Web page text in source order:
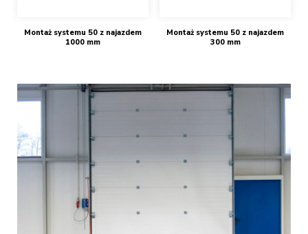
Montaż systemu 50 z najazdem
1000 mm
Montaż systemu 50 z najazdem
300 mm